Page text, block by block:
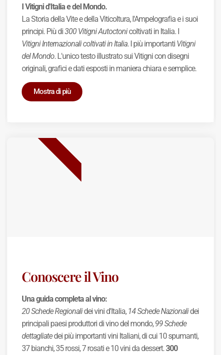
I Vitigni d'Italia e del Mondo.
La Storia della Vite e della Viticoltura, l'Ampelografia e i suoi
principi. Più di300 Vitigni Autoctonicoltivati in Italia. I
Vitigni Internazionali coltivati in Italia. I più importanti Vitigni
del Mondo. L'unico testo illustrato sui Vitigni con disegni
originali, grafici e dati esposti in maniera chiara e semplice.
Mostra di più
Conoscere il Vino
Una guida completa al vino:
20 Schede Regionalidei vini d'Italia, 14 Schede Nazionalidei
principali paesi produttori di vino del mondo,99 Schede
dettagliatedei più importanti vini Italiani, di cui 10 spumanti,
37 bianchi, 35 rossi, 7 rosati e 10 vini da dessert.300
BEST SELLER